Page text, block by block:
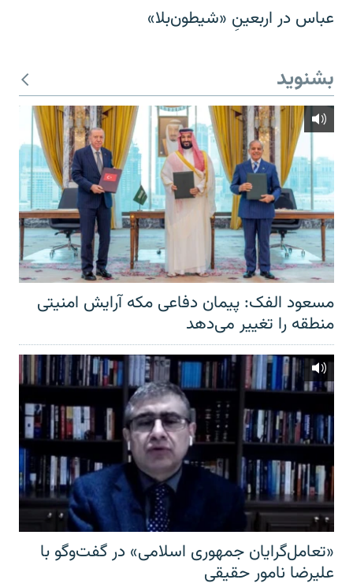
عباس در اربعینِ «شیطون‌بلا»
بشنوید
مسعود الفک: پیمان دفاعی مکه آرایش امنیتی
منطقه را تغییر می‌دهد
«تعامل‌گرایان جمهوری اسلامی» در گفت‌وگو با
علیرضا نامور حقیقی